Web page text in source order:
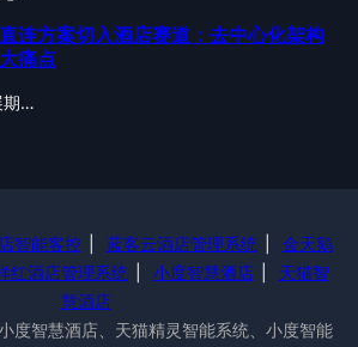
连方案切入酒店赛道：去中心化架构
痛点
期…
智能客控 蓝客云酒店管理系统
金天鹅
红酒店管理系统 小度智慧酒店
天猫智
慧酒店
度智慧酒店、天猫精灵智能系统、小度智能